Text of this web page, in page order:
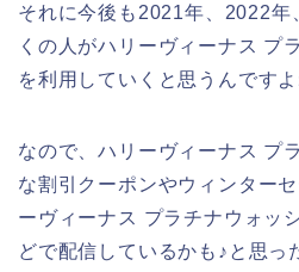
それに今後も2021年、2022
くの人がハリーヴィーナス プ
を利用していくと思うんです
なので、ハリーヴィーナス プ
な割引クーポンやウィンター
ーヴィーナス プラチナウォッ
どで配信しているかも♪と思っ